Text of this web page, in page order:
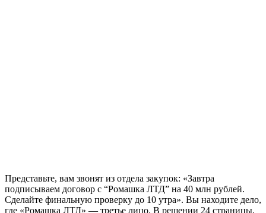
Представьте, вам звонят из отдела закупок: «Завтра
подписываем договор с “Ромашка ЛТД” на 40 млн рублей.
Сделайте финальную проверку до 10 утра». Вы находите дело,
где «Ромашка ЛТД» — третье лицо. В решении 24 страницы,